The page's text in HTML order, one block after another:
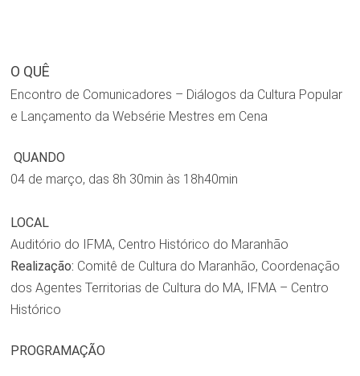
O QUÊ
Encontro de Comunicadores – Diálogos da Cultura Popular
e Lançamento da Websérie Mestres em Cena
QUANDO
04 de março, das 8h 30min às 18h40min
LOCAL
Auditório do IFMA, Centro Histórico do Maranhão
Realização: Comitê de Cultura do Maranhão, Coordenação
dos Agentes Territorias de Cultura do MA, IFMA – Centro
Histórico
PROGRAMAÇÃO